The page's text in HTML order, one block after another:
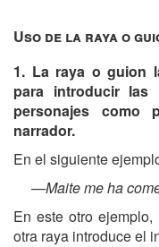
Uso de la raya o
1. La raya o guion
para introducir las
personajes como
narrador.
En el siguiente
—Maite me ha
En este otro
otra raya introduce el